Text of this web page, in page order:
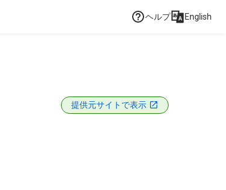
ヘルプ English
提供元サイトで表示